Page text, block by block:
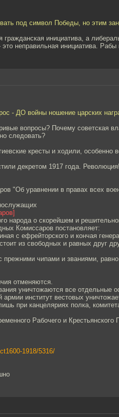
под символ Победы, но этим
гражданская инициатива, а
неправильная инициатива.
- ДО войны ношение царских
вопросы? Почему советская
следовать?
кресты и ходили, особенно
декретом 1917 года. Революция!
"Об уравнении в правах всех
народа о скорейшем и
Комиссаров постановляет:
с ефрейторского и кончая
из свободных и равных друг
чипами и званиями,
отменяются.
уничтожаются все отдельные
институт вестовых
при канцеляриях полка,
Рабочего и Крестьянского
1918/5316/